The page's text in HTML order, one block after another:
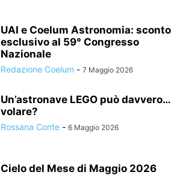
UAI e Coelum Astronomia: sconto
esclusivo al 59° Congresso
Nazionale
Redazione Coelum - 7 Maggio 2026
Un’astronave LEGO può davvero…
volare?
Rossana Conte - 6 Maggio 2026
Cielo del Mese di Maggio 2026